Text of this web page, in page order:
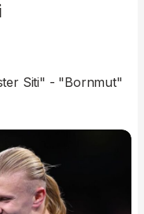
Siti" - "Bornmut"